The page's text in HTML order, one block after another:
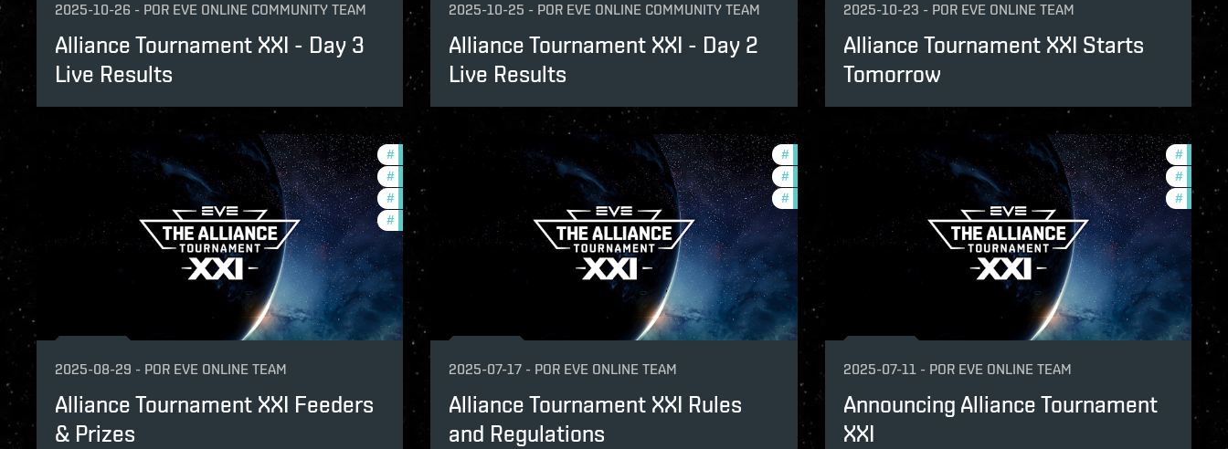
2025-10-26 - POR EVE ONLINE COMMUNITY TEAM
Alliance Tournament XXI - Day 3
Live Results
2025-10-25 - POR EVE ONLINE COMMUNITY TEAM
Alliance Tournament XXI - Day 2
Live Results
2025-10-23 - POR EVE ONLINE TEAM
Alliance Tournament XXI Starts
Tomorrow
# tournaments
#
# ccptv
# community
2025-08-29 - POR EVE ONLINE TEAM
Alliance Tournament XXI Feeders
& Prizes
#tournaments
#community
#pvp
2025-07-17 - POR EVE ONLINE TEAM
Alliance Tournament XXI Rules
and Regulations
#pvp
#
#
2025-07-11 - POR EVE ONLINE TEAM
Announcing Alliance Tournament
XXI